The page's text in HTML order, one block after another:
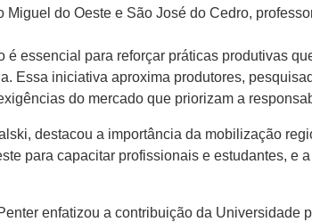
do Oeste e São José do Cedro,
essencial para reforçar práticas produtivas
Essa iniciativa aproxima produtores,
do mercado que priorizam a
destacou a importância da mobilização
para capacitar profissionais e estudantes, e
enfatizou a contribuição da Universidade